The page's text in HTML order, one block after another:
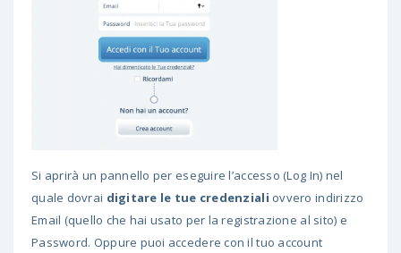
Si aprirà un pannello per eseguire l’accesso (Log In) nel
quale dovrai digitare le tue credenziali ovvero indirizzo
Email (quello che hai usato per la registrazione al sito) e
Password. Oppure puoi accedere con il tuo account